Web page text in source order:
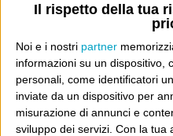
Il rispetto della tua
Noi e i nostri partner
informazioni su un dispositivo,
personali, come identificatori
inviate da un dispositivo per
misurazione di annunci e
sviluppo dei servizi. Con la tua